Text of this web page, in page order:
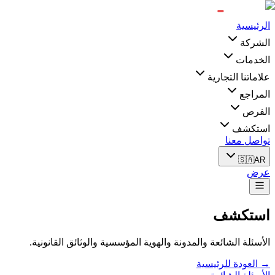
الرئيسية
الشركة
الخدمات
علاماتنا التجارية
المراجع
الفرص
استكشف
تواصل معنا
🇸🇦AR
عرض
استكشف
الأسئلة الشائعة والمدونة والهوية المؤسسية والوثائق القانونية.
→ العودة للرئيسية